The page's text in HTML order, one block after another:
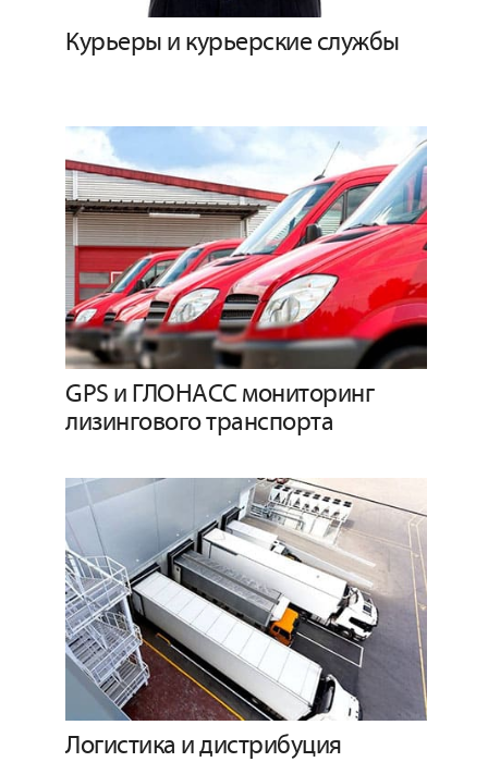
Курьеры и курьерские службы
GPS и ГЛОНАСС мониторинг
лизингового транспорта
Логистика и дистрибуция